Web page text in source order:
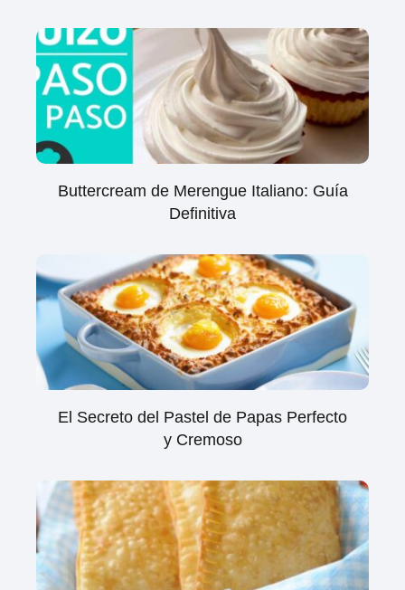
Buttercream de Merengue Italiano: Guía
Definitiva
El Secreto del Pastel de Papas Perfecto
y Cremoso